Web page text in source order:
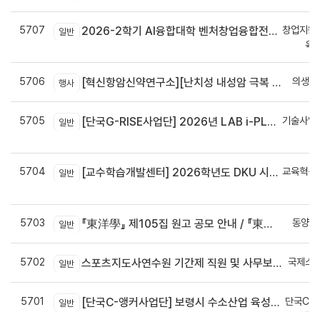
5707 일반 2026-2학기 AI융합대학 벤처창업융합전공 안내
창업지원
육
5706 행사 [혁신항암신약연구소][난치성 내성암 극복 차세대 신약개발 글로벌 사업단] 심포지엄 8월 24일 ~ 25일 의생
5705 일반 [단국G-RISE사업단] 2026년 LAB i-PLUG 프로그램 과제 공고(~10.9.(금)까지)
기술사업
5704 일반 [교수학습개발센터] 2026학년도 DKU 시그니처 교수법 적용 교과목 개발 신청 안내
교육혁신
5703 일반 『東洋學』 제105집 원고 공모 안내 / 『東洋學』第105輯征稿启事 / Call for Papers : The Oriental Studies, the 105th Issue 동양
5702 일반 스포츠지도사연수원 기간제 직원 및 사무보조원 채용 공고 국제스
5701 일반 [단국C-앵커사업단] 보령시 수소산업 육성을 위한 기업 지원사업 모집공고
단국C-